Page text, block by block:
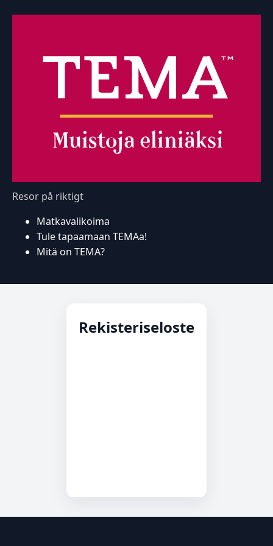
Resor på riktigt
Matkavalikoima
Tule tapaamaan TEMAa!
Mitä on TEMA?
Rekisteriseloste